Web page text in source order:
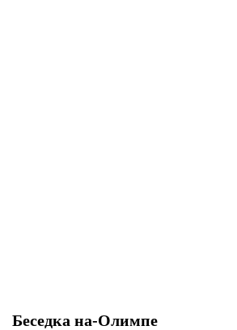
Беседка на-Олимпе